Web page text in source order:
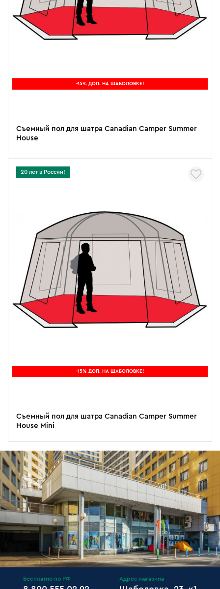
-15% ДОП. НА ШАБОЛОВКЕ!
Съемный пол для шатра Canadian Camper Summer
House
20 лет в России!
-15% ДОП. НА ШАБОЛОВКЕ!
Съемный пол для шатра Canadian Camper Summer
House Mini
Бесплатно по РФ Адрес магазина